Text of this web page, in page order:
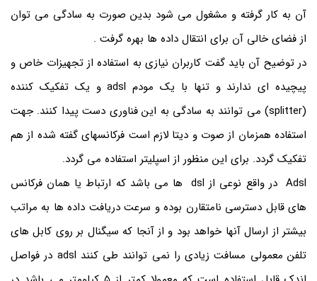
آن به کار گرفته و مشغول می شود بدین صورت به سادگی می توان
از فضای خالی آن برای انتقال داده ها بهره گرفت .
در توضیح آن باید گفت کاربران نیازی به استفاده از تجهیزات خاص و
پیچیده ای ندارند و تنها با یک مودم adsl و یک تفکیک کننده
(splitter) می توانند به سادگی به این فناوری دست پیدا کنند. جهت
استفاده همزمان از صوت و دیتا لازم است فرکانسهای گفته شده از هم
تفکیک گردد. برای این منظور از اسپلیتر استفاده می گردد.
Adsl در واقع نوعی از dsl ها می باشد که ارتباط یا همان فرکانس
های قابل دسترسی نامتقارن بوده و سرعت دریافت داده ها به مراتب
بیشتر از ارسال آنها خواهد بود و از آنجا که سیگنال بر روی کابل های
تلفن معمولی مسافت زیادی را نمی توانند طی کنند adsl در فواصل